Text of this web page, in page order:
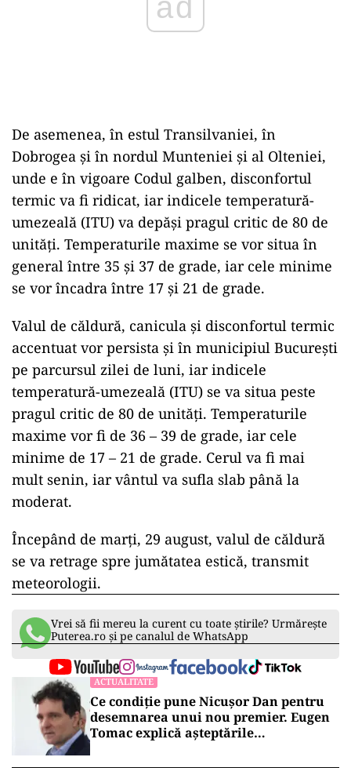
De asemenea, în estul Transilvaniei, în
Dobrogea şi în nordul Munteniei şi al Olteniei,
unde e în vigoare Codul galben, disconfortul
termic va fi ridicat, iar indicele temperatură-
umezeală (ITU) va depăşi pragul critic de 80 de
unităţi. Temperaturile maxime se vor situa în
general între 35 şi 37 de grade, iar cele minime
se vor încadra între 17 şi 21 de grade.
Valul de căldură, canicula şi disconfortul termic
accentuat vor persista şi în municipiul Bucureşti
pe parcursul zilei de luni, iar indicele
temperatură-umezeală (ITU) se va situa peste
pragul critic de 80 de unităţi. Temperaturile
maxime vor fi de 36 – 39 de grade, iar cele
minime de 17 – 21 de grade. Cerul va fi mai
mult senin, iar vântul va sufla slab până la
moderat.
Începând de marţi, 29 august, valul de căldură
se va retrage spre jumătatea estică, transmit
meteorologii.
Vrei să fii mereu la curent cu toate știrile? Urmărește
Puterea.ro și pe canalul de WhatsApp
ACTUALITATE
Ce condiție pune Nicușor Dan pentru
desemnarea unui nou premier. Eugen
Tomac explică așteptările